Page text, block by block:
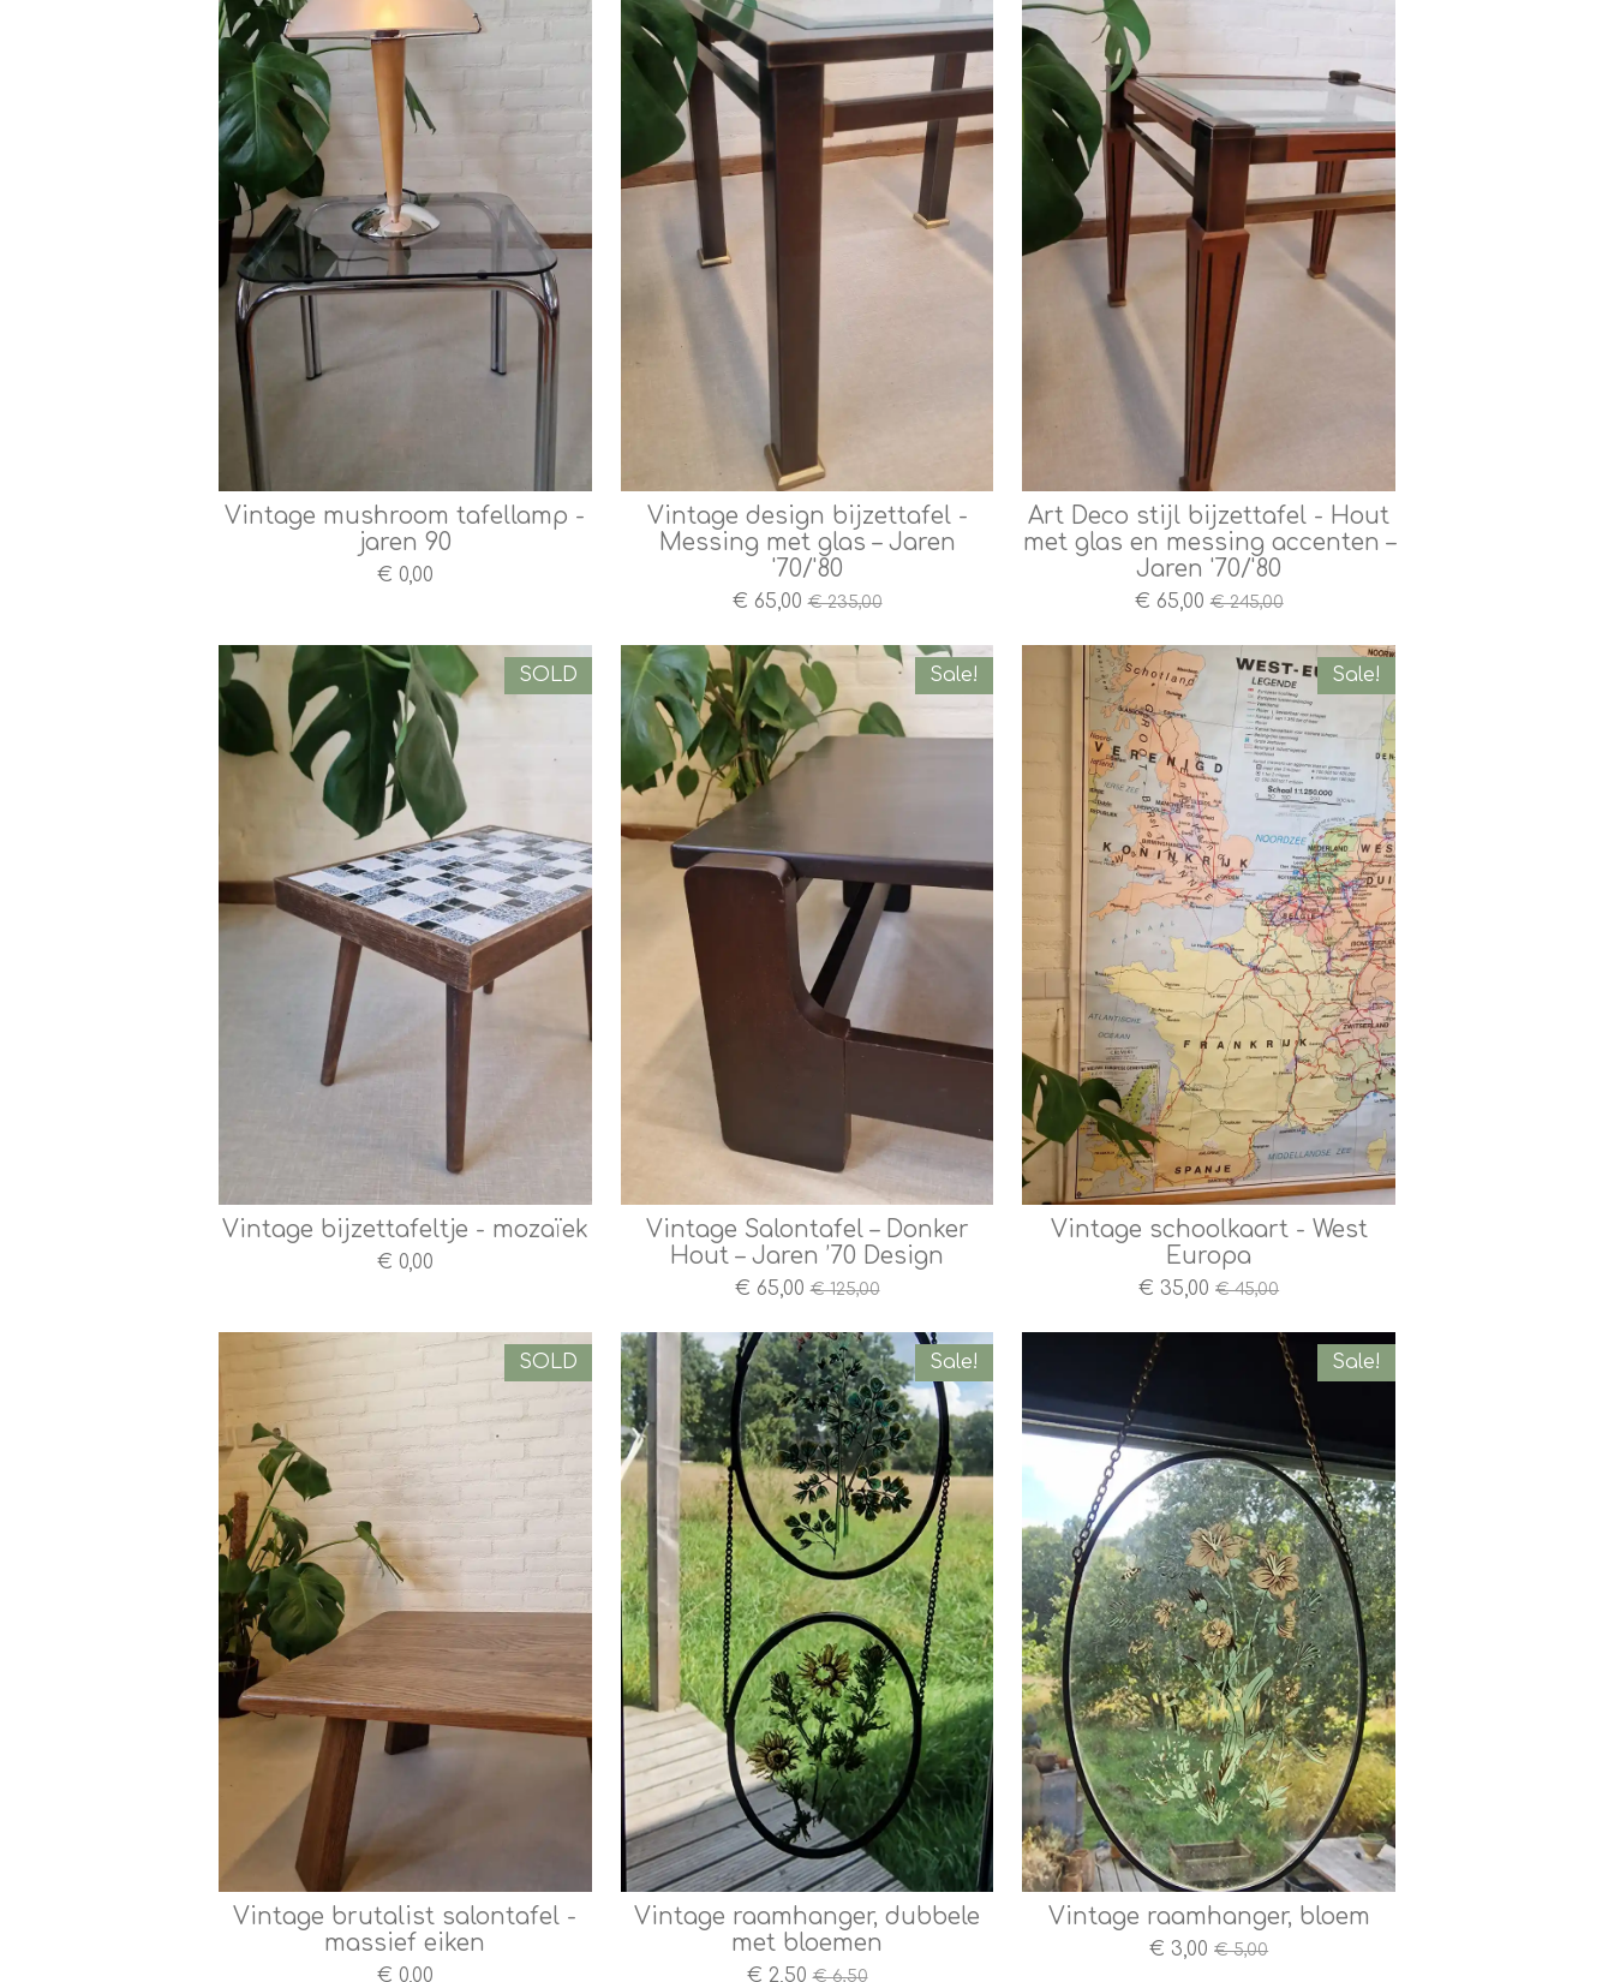
Vintage mushroom tafellamp -
jaren 90
€ 0,00
Vintage design bijzettafel -
Messing met glas – Jaren
'70/'80
€ 65,00 € 235,00
Art Deco stijl bijzettafel - Hout
met glas en messing accenten –
Jaren '70/'80
€ 65,00 € 245,00
SOLD
Vintage bijzettafeltje - mozaïek
€ 0,00
Sale!
Vintage Salontafel – Donker
Hout – Jaren ’70 Design
€ 65,00 € 125,00
Sale!
Vintage schoolkaart - West
Europa
€ 35,00 € 45,00
SOLD
Vintage brutalist salontafel -
massief eiken
€ 0,00
Sale!
Vintage raamhanger, dubbele
met bloemen
€ 2,50 € 6,50
Sale!
Vintage raamhanger, bloem
€ 3,00 € 5,00